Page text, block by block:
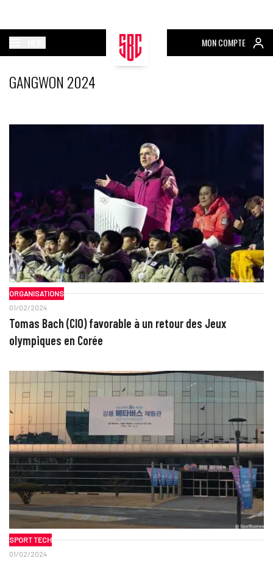
MON COMPTE
GANGWON 2024
ORGANISATIONS
01/02/2024
Tomas Bach (CIO) favorable à un retour des Jeux
olympiques en Corée
SPORT TECH
01/02/2024